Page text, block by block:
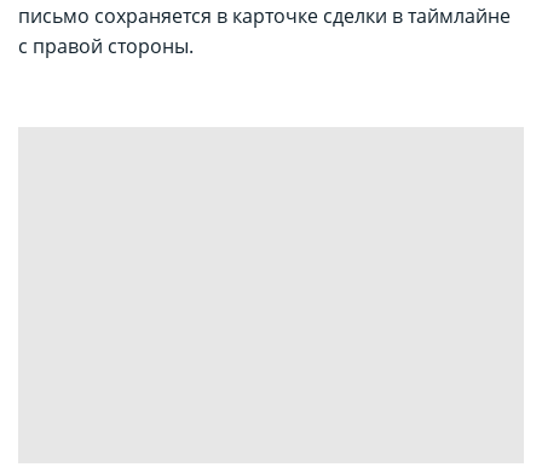
письмо сохраняется в карточке сделки в таймлайне
с правой стороны.